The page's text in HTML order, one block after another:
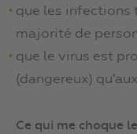
que les infections
majorité de
que le virus est
(dangereux)
Ce qui me choque